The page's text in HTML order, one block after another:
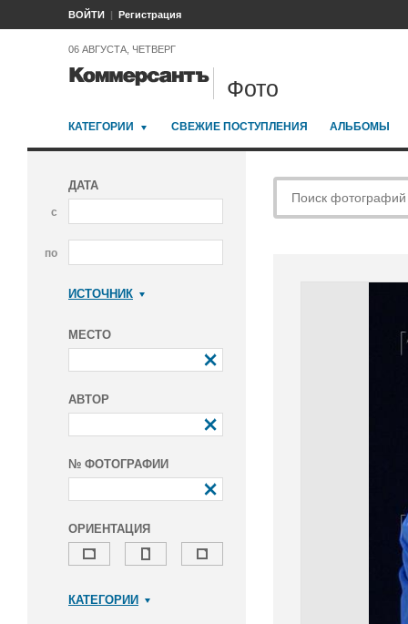
ВОЙТИ Регистрация
06 АВГУСТА, ЧЕТВЕРГ
Фото
КАТЕГОРИИ СВЕЖИЕ ПОСТУПЛЕНИЯ АЛЬБОМЫ
ДАТА
с
по
ИСТОЧНИК
МЕСТО
АВТОР
№ ФОТОГРАФИИ
ОРИЕНТАЦИЯ
КАТЕГОРИИ